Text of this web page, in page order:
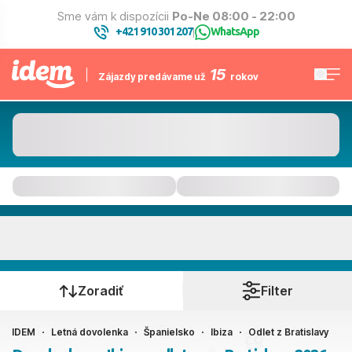
Sme vám k dispozícii Po-Ne 08:00 - 22:00
+421 910 301 207| WhatsApp
Zájazdy predávame už 15 rokov
Kedy cestujete?
Bratislava
Zoradiť Filter
IDEM Letná dovolenka Španielsko Ibiza Odlet z Bratislavy